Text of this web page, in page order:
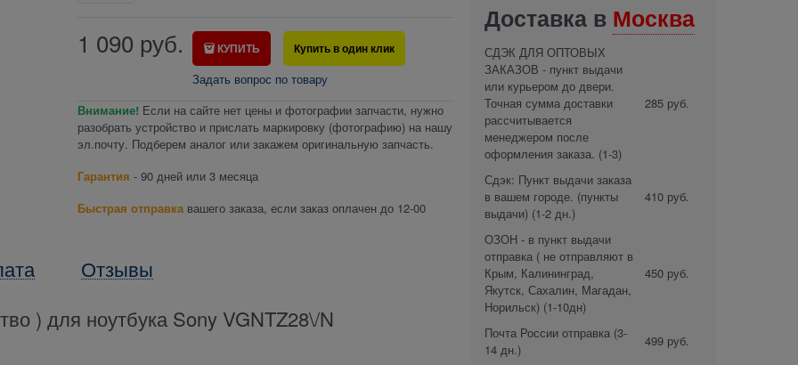
1 090 руб. КУПИТЬ Купить в один клик
Задать вопрос по товару
Внимание! Если на сайте нет цены и фотографии запчасти, нужно
разобрать устройство и прислать маркировку (фотографию) на нашу
эл.почту. Подберем аналог или закажем оригинальную запчасть.
Гарантия - 90 дней или 3 месяца
Быстрая отправкавашего заказа, если заказ оплачен до 12-00
Отзывы
) для ноутбука Sony VGNTZ28\/N
Доставка в Москва
СДЭК ДЛЯ ОПТОВЫХ
ЗАКАЗОВ - пункт выдачи
или курьером до двери.
Точная сумма доставки
рассчитывается
менеджером после
оформления заказа. (1-3)
285 руб.
Сдэк: Пункт выдачи заказа
в вашем городе. (пункты
выдачи) (1-2 дн.)
410 руб.
ОЗОН - в пункт выдачи
отправка ( не отправляют в
Крым, Калининград,
Якутск, Сахалин, Магадан,
Норильск) (1-10дн)
450 руб.
Почта России отправка (3-
14 дн.)
499 руб.